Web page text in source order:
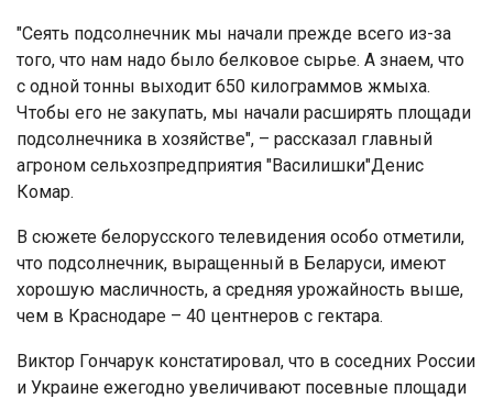
"Сеять подсолнечник мы начали прежде всего из-за
того, что нам надо было белковое сырье. А знаем, что
с одной тонны выходит 650 килограммов жмыха.
Чтобы его не закупать, мы начали расширять площади
подсолнечника в хозяйстве", – рассказал главный
агроном сельхозпредприятия "Василишки"Денис
Комар.
В сюжете белорусского телевидения особо отметили,
что подсолнечник, выращенный в Беларуси, имеют
хорошую масличность, а средняя урожайность выше,
чем в Краснодаре – 40 центнеров с гектара.
Виктор Гончарук констатировал, что в соседних России
и Украине ежегодно увеличивают посевные площади